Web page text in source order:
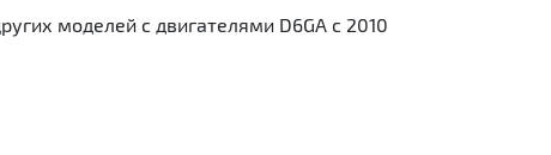
моделей с двигателями D6GA с 2010